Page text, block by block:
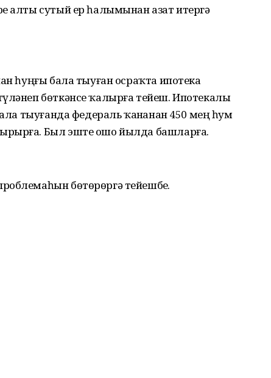
алты сутый ер һалымынан азат итергә
һуңғы бала тыуған осраҡта ипотека
бөткәнсе ҡалырға тейеш. Ипотекалы
тыуғанда федераль ҡаҙнанан 450 мең һум
Был эште ошо йылда башларға.
бөтөрөргә тейешбеҙ.